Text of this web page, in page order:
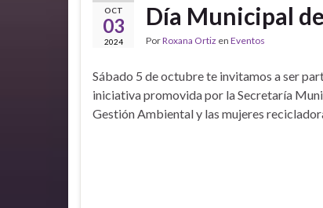
OCT
03
2024
Día Municipal
PorRoxana Ortiz en Eventos
Sábado 5 de octubre te invitamos a ser
iniciativa promovida por la Secretaría
Gestión Ambiental y las mujeres